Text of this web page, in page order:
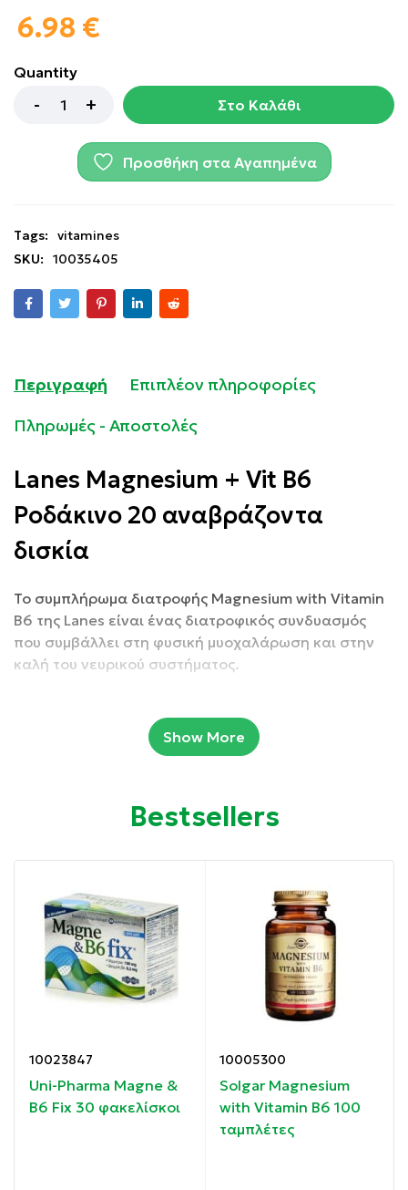
6.98 €
Quantity
Στο Καλάθι
Προσθήκη στα Αγαπημένα
Tags:
vitamines
SKU:
10035405
Περιγραφή
Επιπλέον πληροφορίες
Πληρωμές - Αποστολές
Lanes Magnesium + Vit B6
Ροδάκινο 20 αναβράζοντα
δισκία
Το συμπλήρωμα διατροφής Magnesium with Vitamin
B6 της Lanes είναι ένας διατροφικός συνδυασμός
που συμβάλλει στη φυσική μυοχαλάρωση και στην
καλή του νευρικού συστήματος.
Συσκευασία: 20 αναβράζοντα δισκία.
στη μείωση της κούρασης και της κόπωσης.
στην ισορροπία των ηλεκτρολυτών.
στη φυσιολογική λειτουργία των μεταβολικών
διεργασιών που αποσκοπούν στην παραγωγή
ενέργειας, στη φυσιολογική λειτουργία του νευρικού
στη φυσιολογική ψυχολογική λειτουργία.
στη διατήρηση της φυσιολογικής κατάστασης των
Show More
Bestsellers
10023847
Uni-Pharma Magne &
B6 Fix 30 φακελίσκοι
10005300
Solgar Magnesium
with Vitamin B6 100
ταμπλέτες